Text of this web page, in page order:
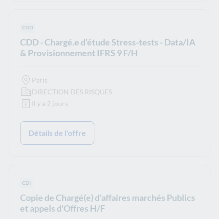
Type de contrat :
CDD
CDD - Chargé.e d’étude Stress-tests - Data/IA
& Provisionnement IFRS 9 F/H
Paris
DIRECTION DES RISQUES
Il y a 2 jours
Détails de l'offre
Type de contrat :
CDI
Copie de Chargé(e) d'affaires marchés Publics
et appels d'Offres H/F